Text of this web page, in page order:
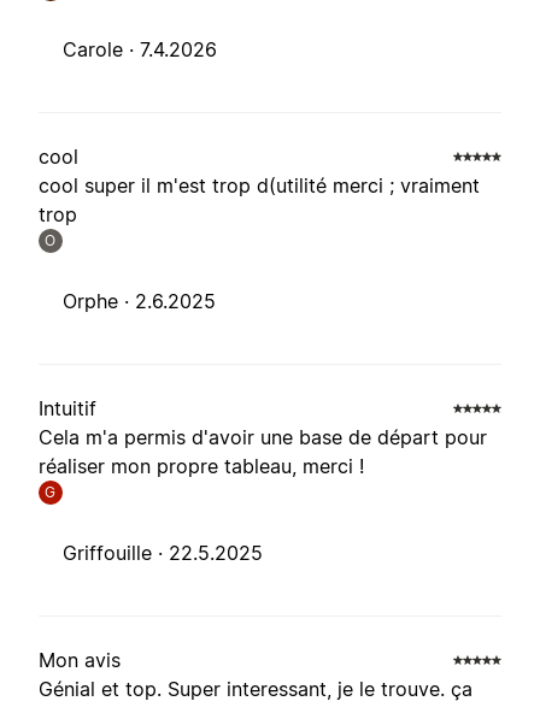
Carole · 7.4.2026
cool
cool super il m'est trop d(utilité merci ; vraiment
trop
O
Orphe · 2.6.2025
Intuitif
Cela m'a permis d'avoir une base de départ pour
réaliser mon propre tableau, merci !
G
Griffouille · 22.5.2025
Mon avis
Génial et top. Super interessant, je le trouve. ça